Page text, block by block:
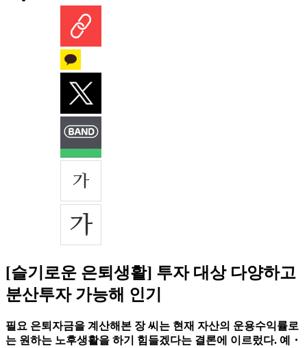
[슬기로운 은퇴생활] 투자 대상 다양하고
분산투자 가능해 인기
필요 은퇴자금을 계산해본 장 씨는 현재 자산의 운용수익률로
는 원하는 노후생활을 하기 힘들겠다는 결론에 이르렀다. 예・